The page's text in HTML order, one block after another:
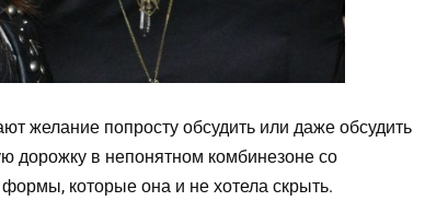
желание попросту обсудить или даже обсудить
дорожку в непонятном комбинезоне со
которые она и не хотела скрыть.